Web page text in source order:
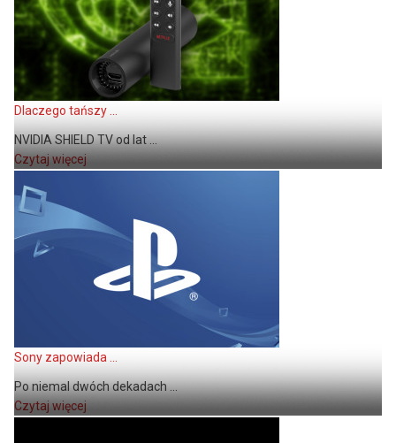
Dlaczego tańszy ...
NVIDIA SHIELD TV od lat ...
Czytaj więcej
Sony zapowiada ...
Po niemal dwóch dekadach ...
Czytaj więcej